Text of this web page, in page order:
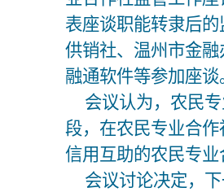
表座谈职能转隶后
供销社、温州市金
融通软件等参加座谈
会议认为，农民专
段，在农民专业合
信用互助的农民专
会议讨论决定，下